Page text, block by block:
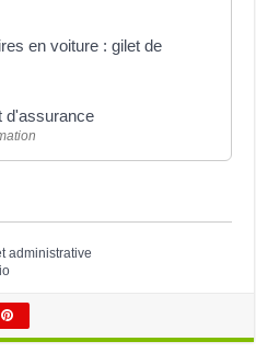
en voiture : gilet de
d'assurance
administrative